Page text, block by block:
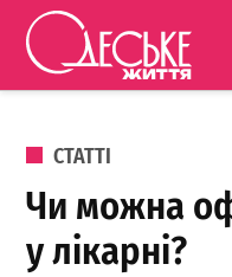
Перейти до вмісту
ОПУБЛІКОВАНО В
СТАТТІ
Чи можна
у лікарні?